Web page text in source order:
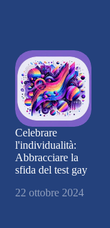
Celebrare
l'individualità:
Abbracciare la
sfida del test gay
22 ottobre 2024